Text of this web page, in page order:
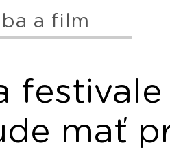
a film
mať